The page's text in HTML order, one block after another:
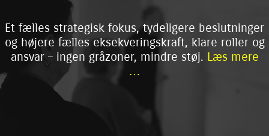
Et fælles strategisk fokus, tydeligere beslutninger
og højere fælles eksekveringskraft, klare roller og
ansvar – ingen gråzoner, mindre støj. Læs mere
…